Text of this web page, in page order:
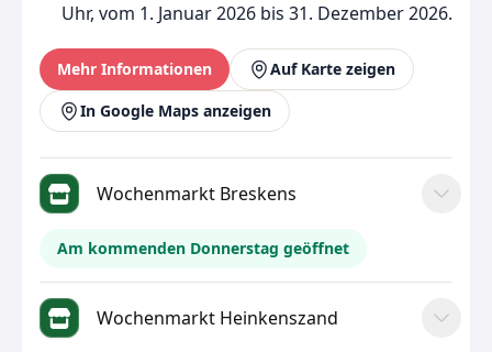
Uhr, vom 1. Januar 2026 bis 31. Dezember 2026.
Mehr Informationen
Auf Karte zeigen
In Google Maps anzeigen
Wochenmarkt Breskens
Am kommenden Donnerstag geöffnet
Wochenmarkt Heinkenszand